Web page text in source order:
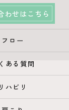
わせはこちら
フロー
ある質問
リハビリ